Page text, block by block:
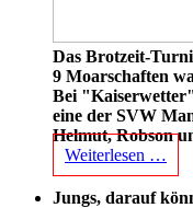
Das Brotzeit-
9 Moarschaften
Bei
eine der SVW
Helmut, Robson
Weiterlesen …
Jungs, darauf